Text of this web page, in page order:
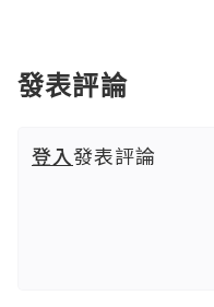
發表評論
登入發表評論